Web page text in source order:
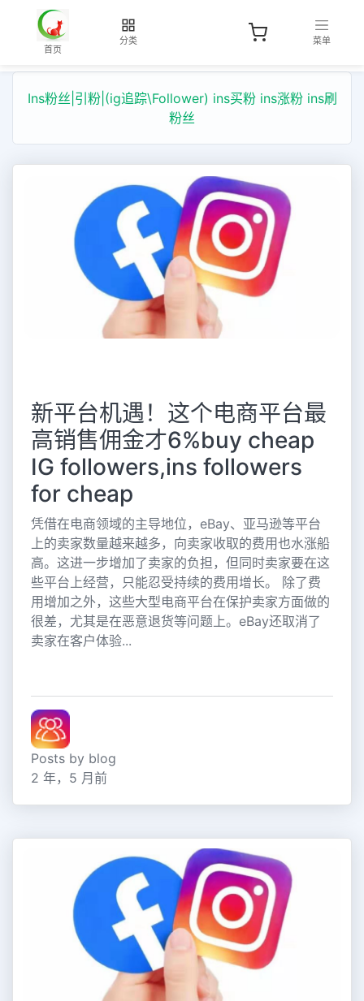
首页
分类 菜单
Ins粉丝|引粉|(ig追踪\Follower) ins买粉 ins涨粉 ins刷
粉丝
新平台机遇！这个电商平台最
高销售佣金才6%buy cheap
IG followers,ins followers
for cheap
凭借在电商领域的主导地位，eBay、亚马逊等平台
上的卖家数量越来越多，向卖家收取的费用也水涨船
高。这进一步增加了卖家的负担，但同时卖家要在这
些平台上经营，只能忍受持续的费用增长。 除了费
用增加之外，这些大型电商平台在保护卖家方面做的
很差，尤其是在恶意退货等问题上。eBay还取消了
卖家在客户体验...
Posts by blog
2 年，5 月前